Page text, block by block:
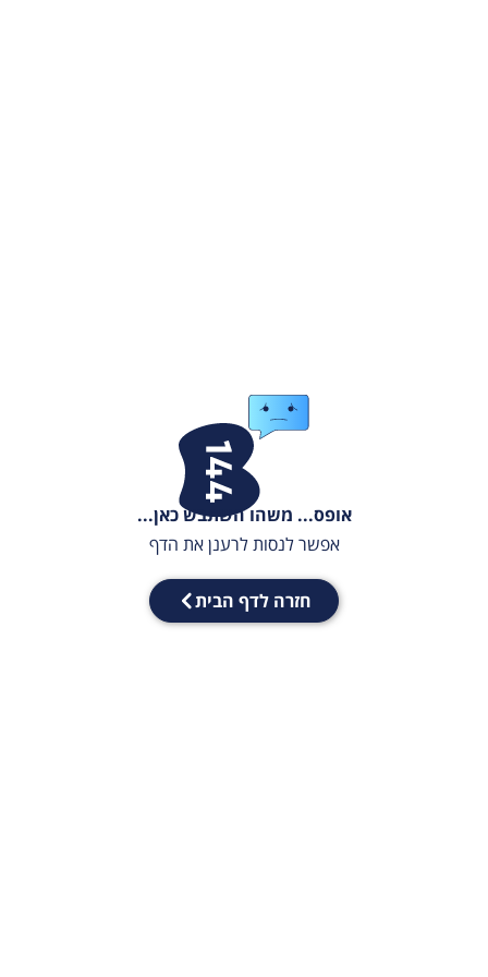
אופס... משהו השתבש כאן...
אפשר לנסות לרענן את הדף
חזרה לדף הבית